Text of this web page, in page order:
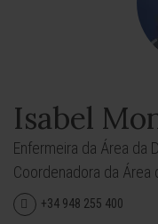
Isabel
Enfermeira da Área da
Coordenadora da Área
+34 948 255 400